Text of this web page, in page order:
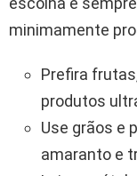
minimamente
Prefira
produtos
Use grãos e
amaranto e